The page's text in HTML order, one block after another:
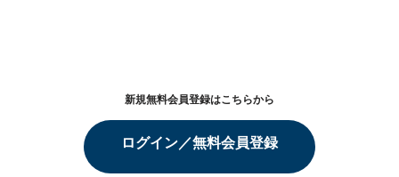
新規無料会員登録はこちらから
ログイン／無料会員登録